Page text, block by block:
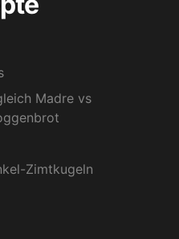
Madre vs
Zimtkugeln